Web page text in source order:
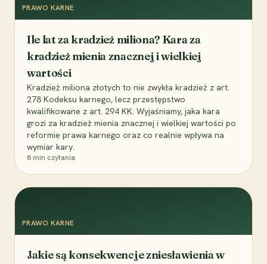
PRAWO KARNE
Ile lat za kradzież miliona? Kara za
kradzież mienia znacznej i wielkiej
wartości
Kradzież miliona złotych to nie zwykła kradzież z art.
278 Kodeksu karnego, lecz przestępstwo
kwalifikowane z art. 294 KK. Wyjaśniamy, jaka kara
grozi za kradzież mienia znacznej i wielkiej wartości po
reformie prawa karnego oraz co realnie wpływa na
wymiar kary.
8 min czytania
PRAWO KARNE
Jakie są konsekwencje zniesławienia w